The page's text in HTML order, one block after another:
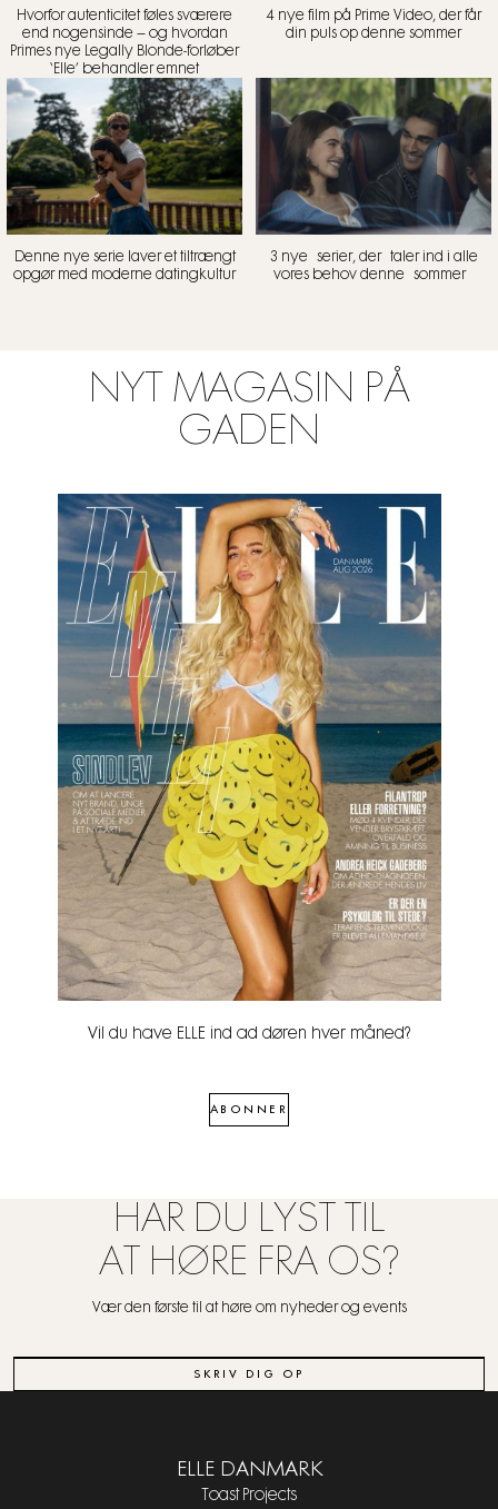
Hvorfor autenticitet føles sværere
end nogensinde – og hvordan
Primes nye Legally Blonde-forløber
‘Elle’ behandler emnet
4 nye film på Prime Video, der får
din puls op denne sommer
Denne nye serie laver et tiltrængt
opgør med moderne datingkultur
3 nye serier, der taler ind i alle
vores behov denne sommer
NYT MAGASIN PÅ
GADEN
Vil du have ELLE ind ad døren hver måned?
ABONNER
HAR DU LYST TIL
AT HØRE FRA OS?
Vær den første til at høre om nyheder og events
SKRIV DIG OP
ELLE DANMARK
Toast Projects